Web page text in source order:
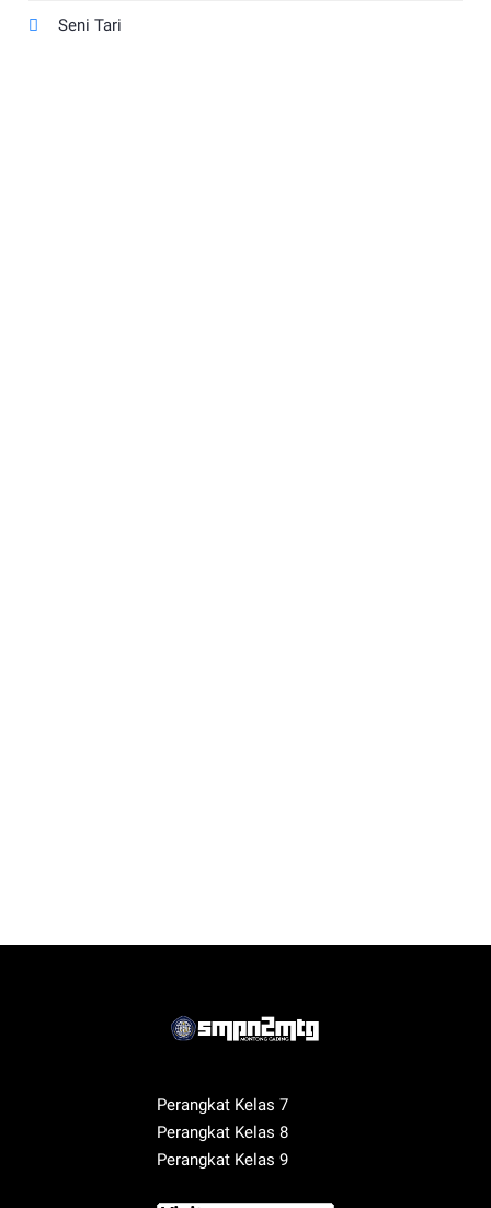
Seni Tari
Perangkat Kelas 7
Perangkat Kelas 8
Perangkat Kelas 9